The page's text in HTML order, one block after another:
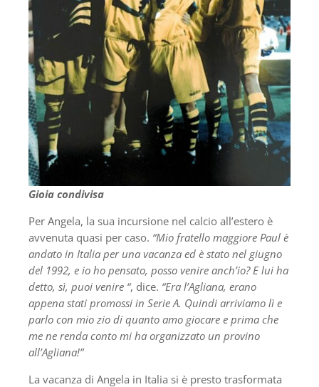
Gioia condivisa
Per Angela, la sua incursione nel calcio all’estero è
avvenuta quasi per caso. “Mio fratello maggiore Paul è
andato in Italia per una vacanza ed è stato nel giugno
del 1992, e io ho pensato, posso venire anch’io? E lui ha
detto, sì, puoi venire “, dice. “Era l’Agliana, erano
appena stati promossi in Serie A. Quindi arriviamo lì e
parlo con mio zio di quanto amo giocare e prima che
me ne renda conto mi ha organizzato un provino
all’Agliana!”
La vacanza di Angela in Italia si è presto trasformata